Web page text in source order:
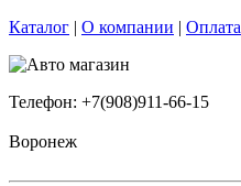
Каталог | О компании | Оплата
Телефон: +7(908)911-66-15
Воронеж